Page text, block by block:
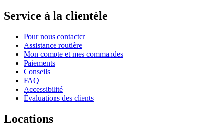
Service à la clientèle
Pour nous contacter
Assistance routière
Mon compte et mes commandes
Paiements
Conseils
FAQ
Accessibilité
Évaluations des clients
Locations